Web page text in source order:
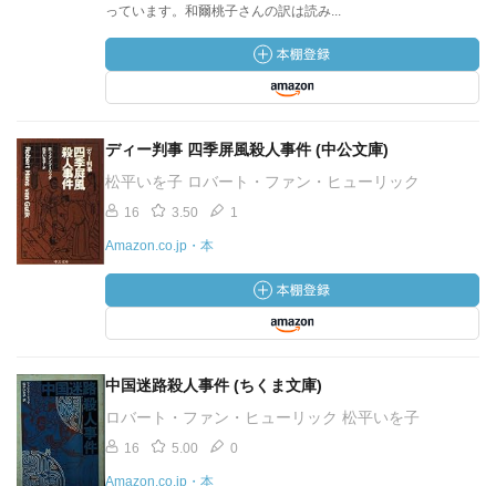
っています。和爾桃子さんの訳は読み...
ディー判事 四季屏風殺人事件 (中公文庫)
松平いを子 ロバート・ファン・ヒューリック
16 3.50 1
Amazon.co.jp・本
中国迷路殺人事件 (ちくま文庫)
ロバート・ファン・ヒューリック 松平いを子
16 5.00 0
Amazon.co.jp・本